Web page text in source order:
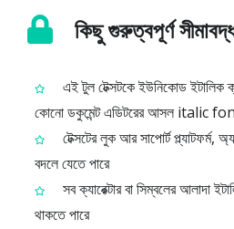
কিছু গুরুত্বপূর্ণ
এই টুল টেক্সটকে ইউনিকোড ইটালিক
কোনো ডকুমেন্ট এডিটরের আসল italic
টেক্সটের লুক আর সাপোর্ট প্ল্যাটফর্ম,
বদলে যেতে পারে
সব ক্যারেক্টার বা সিম্বলের আলাদা
থাকতে পারে